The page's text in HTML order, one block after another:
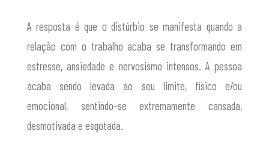
A resposta é que o distúrbio se manifesta quando a
relação com o trabalho acaba se transformando em
estresse, ansiedade e nervosismo intensos. A pessoa
acaba sendo levada ao seu limite, físico e/ou
emocional, sentindo-se extremamente cansada,
desmotivada e esgotada.